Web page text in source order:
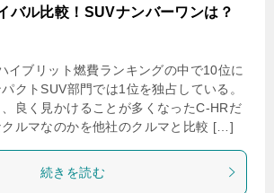
バル比較！SUVナンバーワンは？
イブリット燃費ランキングの中で10位に
クトSUV部門では1位を独占している。
良く見かけることが多くなったC-HRだ
ルマなのかを他社のクルマと比較 […]
続きを読む